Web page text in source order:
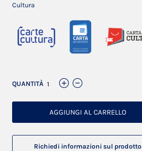
Cultura
QUANTITÀ
AGGIUNGI AL CARRELLO
Richiedi informazioni sul prodotto